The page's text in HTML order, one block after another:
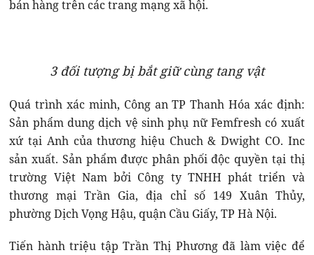
bán hàng trên các trang mạng xã hội.
3 đối tượng bị bắt giữ cùng tang vật
Quá trình xác minh, Công an TP Thanh Hóa xác định:
Sản phẩm dung dịch vệ sinh phụ nữ Femfresh có xuất
xứ tại Anh của thương hiệu Chuch & Dwight CO. Inc
sản xuất. Sản phẩm được phân phối độc quyền tại thị
trường Việt Nam bởi Công ty TNHH phát triển và
thương mại Trần Gia, địa chỉ số 149 Xuân Thủy,
phường Dịch Vọng Hậu, quận Cầu Giấy, TP Hà Nội.
Tiến hành triệu tập Trần Thị Phương đã làm việc để